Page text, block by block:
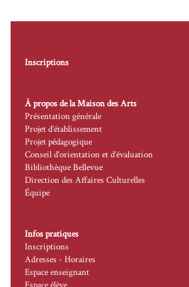
Inscriptions
À propos de la Maison des Arts
Présentation générale
Projet d’établissement
Projet pédagogique
Conseil d’orientation et d’évaluation
Bibliothèque Bellevue
Direction des Affaires Culturelles
Équipe
Infos pratiques
Inscriptions
Adresses - Horaires
Espace enseignant